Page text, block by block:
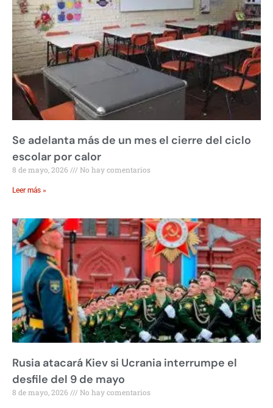
Se adelanta más de un mes el cierre del ciclo
escolar por calor
8 de mayo, 2026 No hay comentarios
Leer más »
Rusia atacará Kiev si Ucrania interrumpe el
desfile del 9 de mayo
8 de mayo, 2026 No hay comentarios